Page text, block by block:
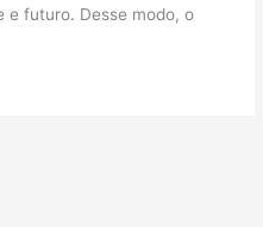
e futuro. Desse modo, o